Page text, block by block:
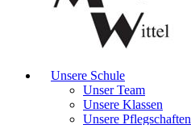
Unsere Schule
Unser Team
Unsere Klassen
Unsere Pflegschaften